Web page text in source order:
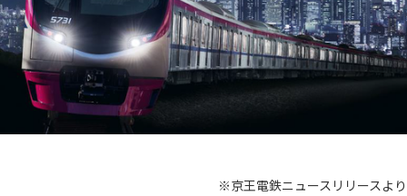
※京王電鉄ニュースリリースより